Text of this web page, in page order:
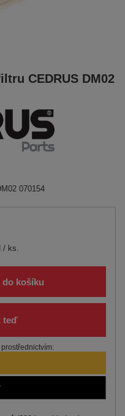
CEDRUS DM02
070154
/ ks.
do košíku